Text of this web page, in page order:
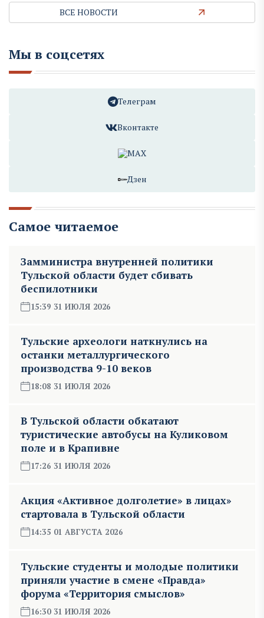
ВСЕ НОВОСТИ
Мы в соцсетях
Телеграм
Вконтакте
MAX
Дзен
Самое читаемое
Замминистра внутренней политики
Тульской области будет сбивать
беспилотники
15:39 31 ИЮЛЯ 2026
Тульские археологи наткнулись на
останки металлургического
производства 9-10 веков
18:08 31 ИЮЛЯ 2026
В Тульской области обкатают
туристические автобусы на Куликовом
поле и в Крапивне
17:26 31 ИЮЛЯ 2026
Акция «Активное долголетие» в лицах»
стартовала в Тульской области
14:35 01 АВГУСТА 2026
Тульские студенты и молодые политики
приняли участие в смене «Правда»
форума «Территория смыслов»
16:30 31 ИЮЛЯ 2026